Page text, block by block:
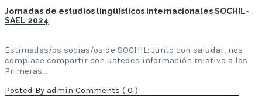
Jornadas de estudios lingüísticos internacionales SOCHIL-
SAEL 2024
Estimadas/os socias/os de SOCHIL: Junto con saludar, nos
complace compartir con ustedes información relativa a las
Primeras…
Posted By admin Comments ( 0 )